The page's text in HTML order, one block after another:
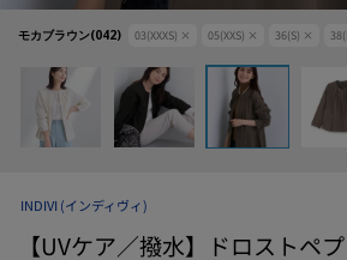
モカブラウン(042) 03(XXXS) × 05(XXS) × 36(S) ×
INDIVI (インディヴィ)
【UVケア／撥水】ドロストペ